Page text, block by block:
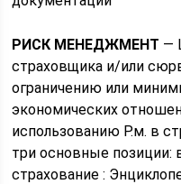
РИСК МЕНЕДЖМЕНТ —
страховщика и/или
ограничению или
экономических
использованию P.м. в
три основные
страхование :